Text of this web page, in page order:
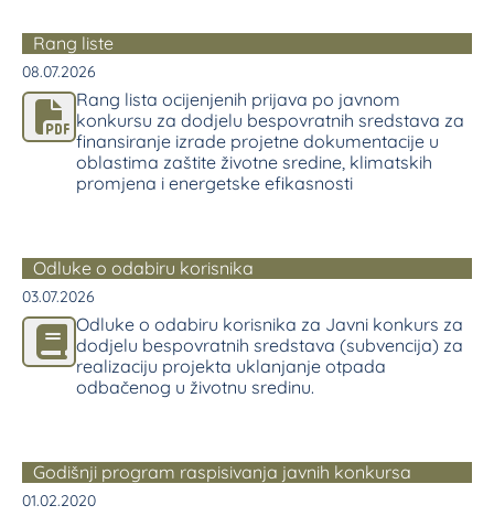
Rang liste
08.07.2026
Rang lista ocijenjenih prijava po javnom
konkursu za dodjelu bespovratnih sredstava za
finansiranje izrade projetne dokumentacije u
oblastima zaštite životne sredine, klimatskih
promjena i energetske efikasnosti
Odluke o odabiru korisnika
03.07.2026
Odluke o odabiru korisnika za Javni konkurs za
dodjelu bespovratnih sredstava (subvencija) za
realizaciju projekta uklanjanje otpada
odbačenog u životnu sredinu.
Godišnji program raspisivanja javnih konkursa
01.02.2020